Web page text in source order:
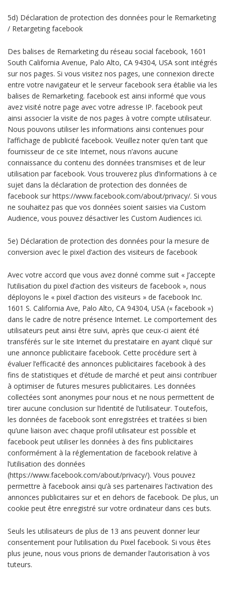
5d) Déclaration de protection des données pour le Remarketing
/ Retargeting facebook
Des balises de Remarketing du réseau social facebook, 1601
South California Avenue, Palo Alto, CA 94304, USA sont intégrés
sur nos pages. Si vous visitez nos pages, une connexion directe
entre votre navigateur et le serveur facebook sera établie via les
balises de Remarketing. facebook est ainsi informé que vous
avez visité notre page avec votre adresse IP. facebook peut
ainsi associer la visite de nos pages à votre compte utilisateur.
Nous pouvons utiliser les informations ainsi contenues pour
l’affichage de publicité facebook. Veuillez noter qu’en tant que
fournisseur de ce site Internet, nous n’avons aucune
connaissance du contenu des données transmises et de leur
utilisation par facebook. Vous trouverez plus d’informations à ce
sujet dans la déclaration de protection des données de
facebook sur https://www.facebook.com/about/privacy/. Si vous
ne souhaitez pas que vos données soient saisies via Custom
Audience, vous pouvez désactiver les Custom Audiences ici.
5e) Déclaration de protection des données pour la mesure de
conversion avec le pixel d’action des visiteurs de facebook
Avec votre accord que vous avez donné comme suit « J’accepte
l’utilisation du pixel d’action des visiteurs de facebook », nous
déployons le « pixel d’action des visiteurs » de facebook Inc.
1601 S. California Ave, Palo Alto, CA 94304, USA (« facebook »)
dans le cadre de notre présence Internet. Le comportement des
utilisateurs peut ainsi être suivi, après que ceux-ci aient été
transférés sur le site Internet du prestataire en ayant cliqué sur
une annonce publicitaire facebook. Cette procédure sert à
évaluer l’efficacité des annonces publicitaires facebook à des
fins de statistiques et d’étude de marché et peut ainsi contribuer
à optimiser de futures mesures publicitaires. Les données
collectées sont anonymes pour nous et ne nous permettent de
tirer aucune conclusion sur l’identité de l’utilisateur. Toutefois,
les données de facebook sont enregistrées et traitées si bien
qu’une liaison avec chaque profil utilisateur est possible et
facebook peut utiliser les données à des fins publicitaires
conformément à la réglementation de facebook relative à
l’utilisation des données
(https://www.facebook.com/about/privacy/). Vous pouvez
permettre à facebook ainsi qu’à ses partenaires l’activation des
annonces publicitaires sur et en dehors de facebook. De plus, un
cookie peut être enregistré sur votre ordinateur dans ces buts.
Seuls les utilisateurs de plus de 13 ans peuvent donner leur
consentement pour l’utilisation du Pixel facebook. Si vous êtes
plus jeune, nous vous prions de demander l’autorisation à vos
tuteurs.